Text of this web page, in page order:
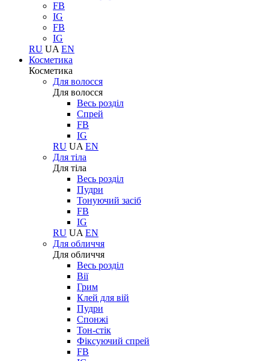
FB
IG
FB
IG
RU UA EN
Косметика
Косметика
Для волосся
Для волосся
Весь розділ
Спрей
FB
IG
RU UA EN
Для тіла
Для тіла
Весь розділ
Пудри
Тонуючий засіб
FB
IG
RU UA EN
Для обличчя
Для обличчя
Весь розділ
Вії
Грим
Клей для вій
Пудри
Спонжі
Тон-стік
Фіксуючий спрей
FB